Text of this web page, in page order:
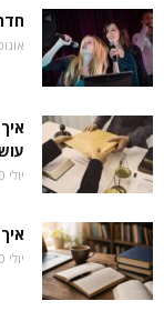
אוגוסט
יולי 30, 2026
יולי 30, 2026